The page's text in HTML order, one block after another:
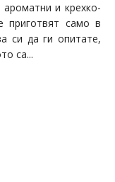
и крехко-
приготвят само в
си да ги опитате,
са...